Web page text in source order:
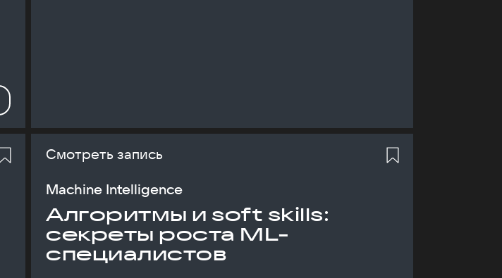
Смотреть запись
Machine Intelligence
Алгоритмы и soft skills:
секреты роста ML-
специалистов